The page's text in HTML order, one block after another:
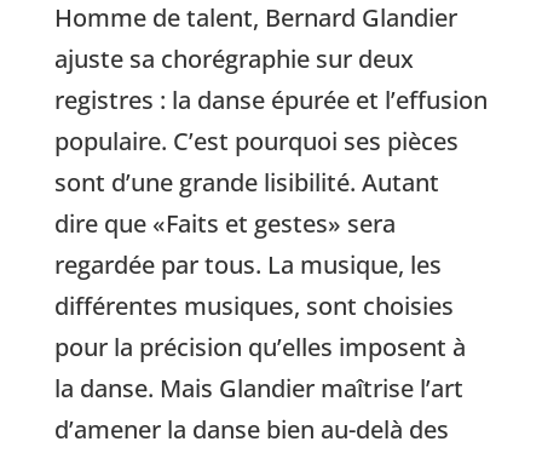
Homme de talent, Bernard Glandier
ajuste sa chorégraphie sur deux
registres : la danse épurée et l’effusion
populaire. C’est pourquoi ses pièces
sont d’une grande lisibilité. Autant
dire que «Faits et gestes» sera
regardée par tous. La musique, les
différentes musiques, sont choisies
pour la précision qu’elles imposent à
la danse. Mais Glandier maîtrise l’art
d’amener la danse bien au-delà des